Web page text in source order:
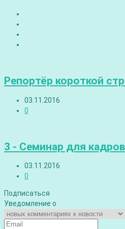
Репортёр короткой
03.11.2016
0
3 - Семинар для
03.11.2016
0
Подписаться
Уведомление о